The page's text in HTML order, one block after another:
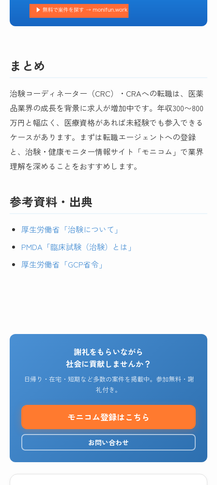
まとめ
治験コーディネーター（CRC）・CRAへの転職は、医薬
品業界の成長を背景に求人が増加中です。年収300〜800
万円と幅広く、医療資格があれば未経験でも参入できる
ケースがあります。まずは転職エージェントへの登録
と、治験・健康モニター情報サイト「モニコム」で業界
理解を深めることをおすすめします。
参考資料・出典
厚生労働省「治験について」
PMDA「臨床試験（治験）とは」
厚生労働省「GCP省令」
謝礼をもらいながら
社会に貢献しませんか？
日帰り・在宅・短期など多数の案件を掲載中。参加無料・謝
礼付き。
モニコム登録はこちら
お問い合わせ